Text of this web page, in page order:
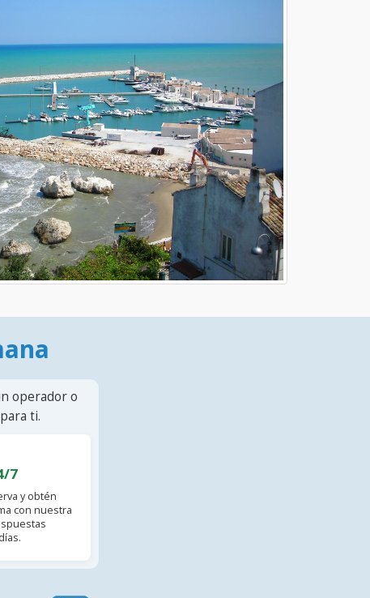
operador o
ti.
7
y obtén
con nuestra